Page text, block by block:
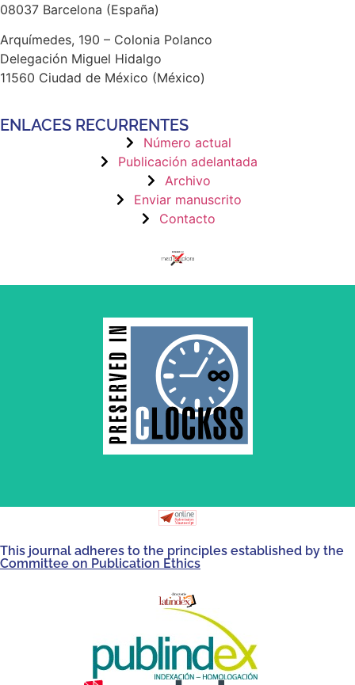
08037 Barcelona (España)
Arquímedes, 190 – Colonia Polanco
Delegación Miguel Hidalgo
11560 Ciudad de México (México)
ENLACES RECURRENTES
Número actual
Publicación adelantada
Archivo
Enviar manuscrito
Contacto
CLOCKSS is a dak archive that ensures the long-term
survival of web-based scholary publications, governed
by and for its stakeholders.
This journal adheres to the principles established by the
Committee on Publication Ethics